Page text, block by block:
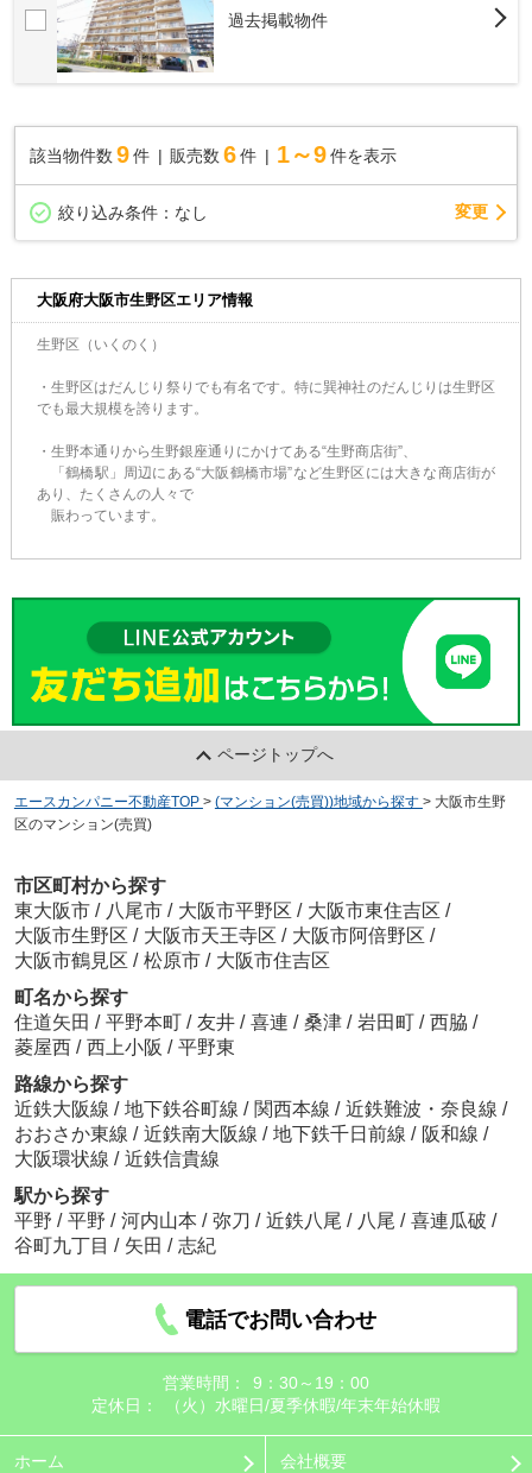
過去掲載物件
該当物件数 9件 販売数 6 件 1～9 件を表示
絞り込み条件： なし 変更
大阪府大阪市生野区エリア情報
生野区（いくのく）
・生野区はだんじり祭りでも有名です。特に巽神社のだんじりは生野区
でも最大規模を誇ります。
・生野本通りから生野銀座通りにかけてある“生野商店街”、
「鶴橋駅」周辺にある“大阪鶴橋市場”など生野区には大きな商店街が
あり、たくさんの人々で
賑わっています。
ページトップへ
エースカンパニー不動産TOP > (マンション(売買))地域から探す > 大阪市生野
区のマンション(売買)
市区町村から探す
東大阪市 / 八尾市 / 大阪市平野区 / 大阪市東住吉区 /
大阪市生野区 / 大阪市天王寺区 / 大阪市阿倍野区 /
大阪市鶴見区 / 松原市 / 大阪市住吉区
町名から探す
住道矢田 / 平野本町 / 友井 / 喜連 / 桑津 / 岩田町 / 西脇 /
菱屋西 / 西上小阪 / 平野東
路線から探す
近鉄大阪線 / 地下鉄谷町線 / 関西本線 / 近鉄難波・奈良線 /
おおさか東線 / 近鉄南大阪線 / 地下鉄千日前線 / 阪和線 /
大阪環状線 / 近鉄信貴線
駅から探す
平野 / 平野 / 河内山本 / 弥刀 / 近鉄八尾 / 八尾 / 喜連瓜破 /
谷町九丁目 / 矢田 / 志紀
電話でお問い合わせ
営業時間：
9：30～19：00
定休日：
（火）水曜日/夏季休暇/年末年始休暇
ホーム 会社概要